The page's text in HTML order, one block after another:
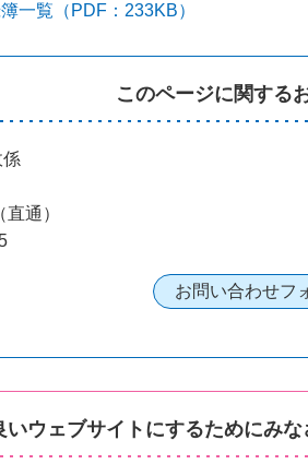
一覧（PDF：233KB）
このページに関する
係
通）
いウェブサイトにするためにみ